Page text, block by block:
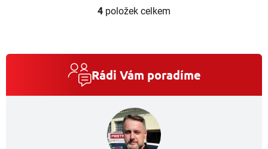
O
a
í
p
r
v
k
4 položek celkem
Rádi Vám poradíme